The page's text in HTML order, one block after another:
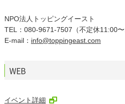
NPO法人トッピングイースト
TEL：080-9671-7507（不定休11:00〜
E-mail： info@toppingeast.com
WEB
イベント詳細